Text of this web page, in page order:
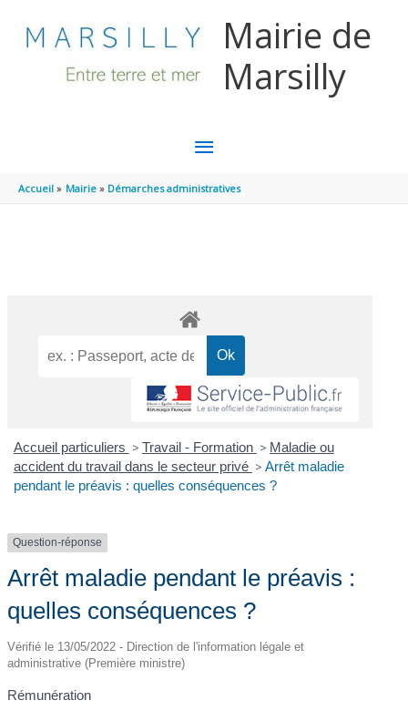
Mairie de
Marsilly
MENU
PRINCIPAL
Accueil Mairie Démarches administratives
Accueil particuliers > Travail - Formation > Maladie ou
accident du travail dans le secteur privé > Arrêt maladie
pendant le préavis : quelles conséquences ?
Question-réponse
Arrêt maladie pendant le préavis :
quelles conséquences ?
Vérifié le 13/05/2022 - Direction de l'information légale et
administrative (Première ministre)
Rémunération